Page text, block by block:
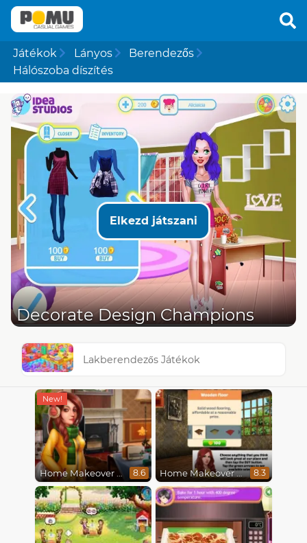
Játékok Lányos
Berendezős
Hálószoba díszítés
Elkezd játszani
Decorate Design Champions
Lakberendezős Játékok
Home Makeover 2 Hidden Object 8.6 Home Makeover Hidden Object 8.3